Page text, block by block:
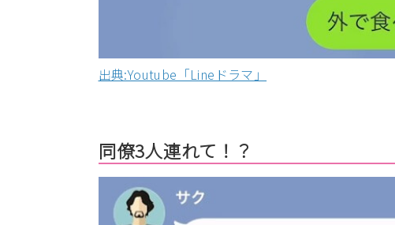
出典:Youtube「Lineドラマ」
同僚3人連れて！？